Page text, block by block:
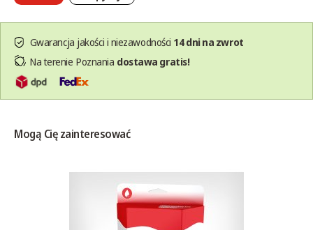
Gwarancja jakości i niezawodności 14 dni na zwrot
Na terenie Poznania dostawa gratis!
Mogą Cię zainteresować